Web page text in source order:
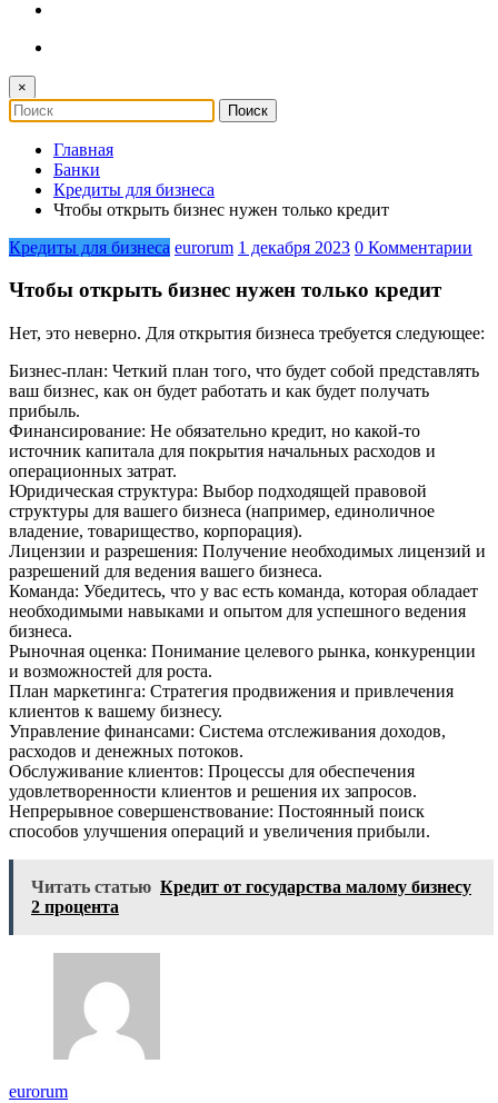
×
Главная
Банки
Кредиты для бизнеса
Чтобы открыть бизнес нужен только кредит
Кредиты для бизнеса eurorum 1 декабря 2023 0 Комментарии
Чтобы открыть бизнес нужен только кредит
Нет, это неверно. Для открытия бизнеса требуется следующее:
Бизнес-план: Четкий план того, что будет собой представлять
ваш бизнес, как он будет работать и как будет получать
прибыль.
Финансирование: Не обязательно кредит, но какой-то
источник капитала для покрытия начальных расходов и
операционных затрат.
Юридическая структура: Выбор подходящей правовой
структуры для вашего бизнеса (например, единоличное
владение, товарищество, корпорация).
Лицензии и разрешения: Получение необходимых лицензий и
разрешений для ведения вашего бизнеса.
Команда: Убедитесь, что у вас есть команда, которая обладает
необходимыми навыками и опытом для успешного ведения
бизнеса.
Рыночная оценка: Понимание целевого рынка, конкуренции
и возможностей для роста.
План маркетинга: Стратегия продвижения и привлечения
клиентов к вашему бизнесу.
Управление финансами: Система отслеживания доходов,
расходов и денежных потоков.
Обслуживание клиентов: Процессы для обеспечения
удовлетворенности клиентов и решения их запросов.
Непрерывное совершенствование: Постоянный поиск
способов улучшения операций и увеличения прибыли.
Читать статью Кредит от государства малому бизнесу
2 процента
eurorum